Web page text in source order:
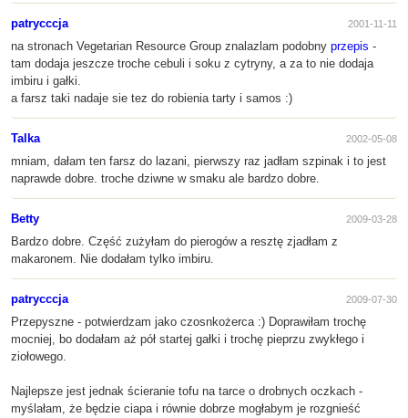
patrycccja 2001-11-11
na stronach Vegetarian Resource Group znalazlam podobny przepis -
tam dodaja jeszcze troche cebuli i soku z cytryny, a za to nie dodaja
imbiru i gałki.
a farsz taki nadaje sie tez do robienia tarty i samos :)
Talka 2002-05-08
mniam, dałam ten farsz do lazani, pierwszy raz jadłam szpinak i to jest
naprawde dobre. troche dziwne w smaku ale bardzo dobre.
Betty 2009-03-28
Bardzo dobre. Część zużyłam do pierogów a resztę zjadłam z
makaronem. Nie dodałam tylko imbiru.
patrycccja 2009-07-30
Przepyszne - potwierdzam jako czosnkożerca :) Doprawiłam trochę
mocniej, bo dodałam aż pół startej gałki i trochę pieprzu zwykłego i
ziołowego.
Najlepsze jest jednak ścieranie tofu na tarce o drobnych oczkach -
myślałam, że będzie ciapa i równie dobrze mogłabym je rozgnieść